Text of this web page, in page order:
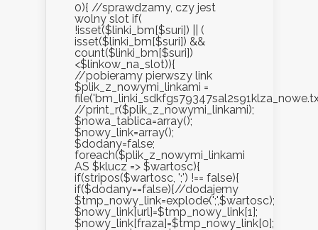
0){ //sprawdzamy, czy jest
wolny slot if(
!isset($linki_bm[$suri]) || (
isset($linki_bm[$suri]) &&
count($linki_bm[$suri])
<$linkow_na_slot)){
//pobieramy pierwszy link
$plik_z_nowymi_linkami =
//print_r($plik_z_nowymi_linkami);
$nowa_tablica=array();
$nowy_link=array();
$dodany=false;
foreach($plik_z_nowymi_linkami
AS $klucz => $wartosc){
if(stripos($wartosc, ';') !== false){
if($dodany==false){//dodajemy
$tmp_nowy_link=explode(';',$wartosc);
$nowy_link[url]=$tmp_nowy_link[1];
$nowy_link[fraza]=$tmp_nowy_link[0];